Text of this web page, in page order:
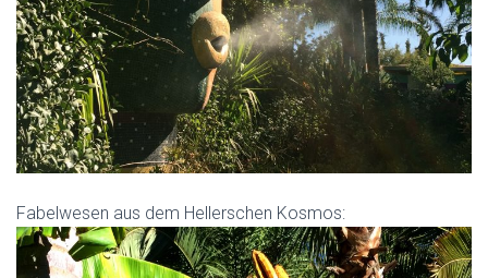
Fabelwesen aus dem Hellerschen Kosmos: